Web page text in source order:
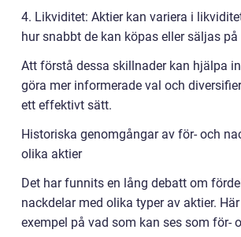
4. Likviditet: Aktier kan variera i
hur snabbt de kan köpas eller säljas
Att förstå dessa skillnader kan hjälpa
göra mer informerade val och
ett effektivt sätt.
Historiska genomgångar av för- och
olika aktier
Det har funnits en lång debatt om
nackdelar med olika typer av aktier.
exempel på vad som kan ses som för-